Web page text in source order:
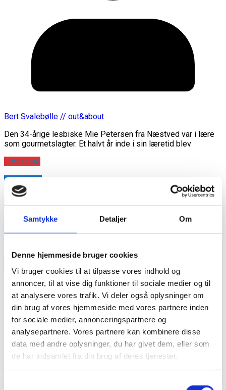
Samtykke Detaljer Om
Denne hjemmeside bruger cookies
Vi bruger cookies til at tilpasse vores indhold og
annoncer, til at vise dig funktioner til sociale medier og til
at analysere vores trafik. Vi deler også oplysninger om
din brug af vores hjemmeside med vores partnere inden
for sociale medier, annonceringspartnere og
analysepartnere. Vores partnere kan kombinere disse
data med andre oplysninger, du har givet dem, eller som
de har indsamlet fra din brug af deres tjenester.
Bert Svalebølle // out&about
Den 34-årige lesbiske Mie Petersen fra Næstved var i lære
som gourmetslagter. Et halvt år inde i sin læretid blev
Læs mere
annonce
annonce
Like us